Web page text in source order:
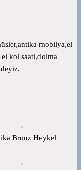
mobilya,el
kol saati,dolma
Bronz Heykel